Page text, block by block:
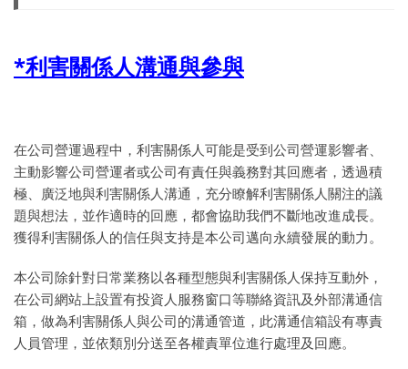
*利害關係人溝通與參與
在公司營運過程中，利害關係人可能是受到公司營運影響者、
主動影響公司營運者或公司有責任與義務對其回應者，透過積
極、廣泛地與利害關係人溝通，充分瞭解利害關係人關注的議
題與想法，並作適時的回應，都會協助我們不斷地改進成長。
獲得利害關係人的信任與支持是本公司邁向永續發展的動力。
本公司除針對日常業務以各種型態與利害關係人保持互動外，
在公司網站上設置有投資人服務窗口等聯絡資訊及外部溝通信
箱，做為利害關係人與公司的溝通管道，此溝通信箱設有專責
人員管理，並依類別分送至各權責單位進行處理及回應。